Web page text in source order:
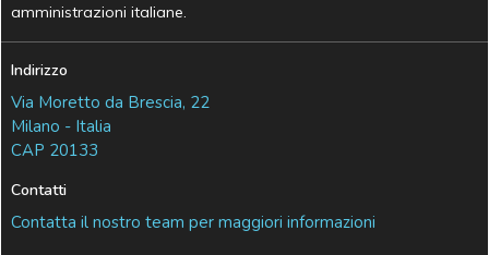
amministrazioni italiane.
Indirizzo
Via Moretto da Brescia, 22
Milano - Italia
CAP 20133
Contatti
Contatta il nostro team per maggiori informazioni